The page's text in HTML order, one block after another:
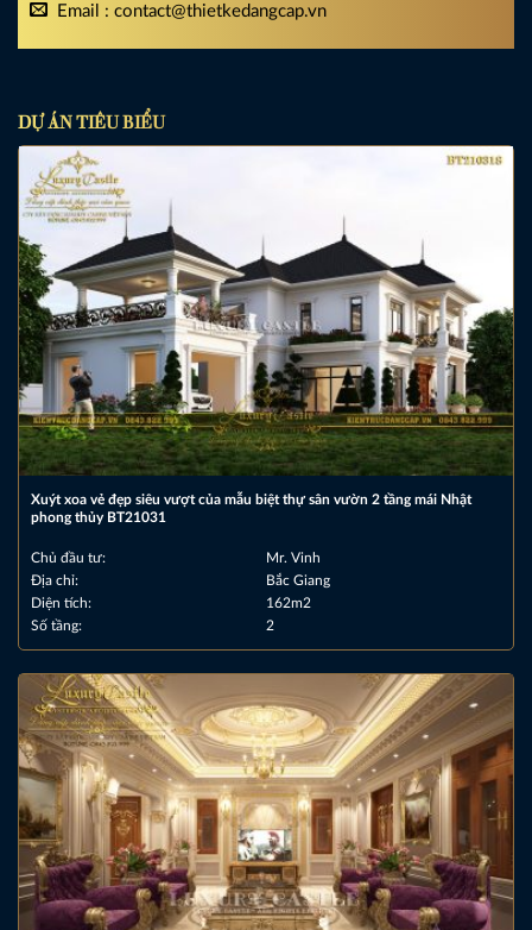
Email : contact@thietkedangcap.vn
DỰ ÁN TIÊU BIỂU
Xuýt xoa vẻ đẹp siêu vượt của mẫu biệt thự sân vườn 2 tầng mái Nhật
phong thủy BT21031
Chủ đầu tư:
Mr. Vinh
Địa chỉ:
Bắc Giang
Diện tích:
162m2
Số tầng:
2